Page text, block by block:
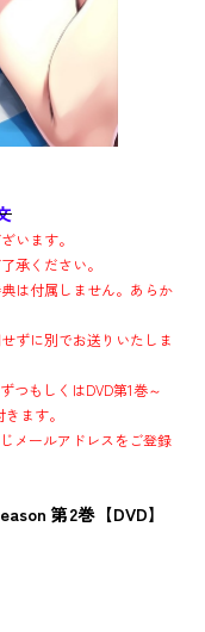
います。
承ください。
は付属しません。あらか
ずに別でお送りいたしま
つもしくはDVD第1巻～
ます。
メールアドレスをご登録
第2巻【DVD】